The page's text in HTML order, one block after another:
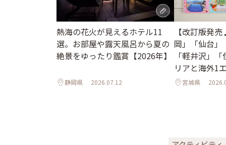
熱海の花火が見えるホテル11
選。お部屋や露天風呂から夏の
絶景をゆったり鑑賞【2026年】
静岡県 2026.07.12
【改訂版発
岡」「仙台」
「軽井沢」
リアと海外1
ル宮城県